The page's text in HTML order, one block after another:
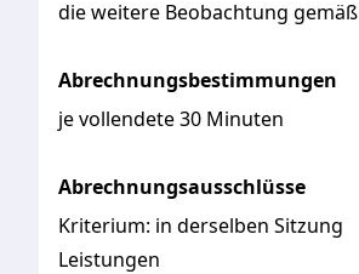
dieweitere Beobachtung gemäß
Abrechnungsbestimmungen
je vollendete 30 Minuten
Abrechnungsausschlüsse
Kriterium: in derselben Sitzung
Leistungen